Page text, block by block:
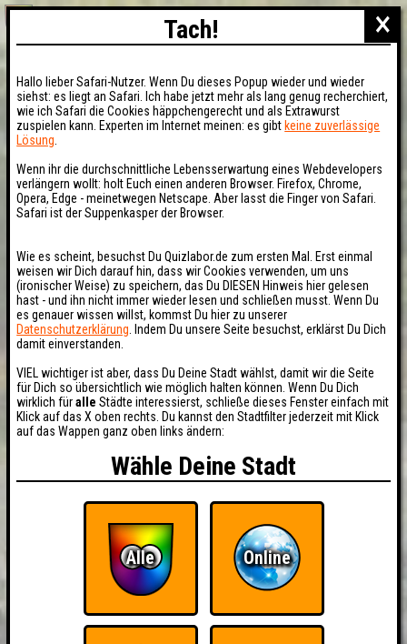
×
Tach!
Hallo lieber Safari-Nutzer. Wenn Du dieses Popup wieder und wieder
siehst: es liegt an Safari. Ich habe jetzt mehr als lang genug recherchiert,
wie ich Safari die Cookies häppchengerecht und als Extrawurst
zuspielen kann. Experten im Internet meinen: es gibt keine zuverlässige
Lösung
Wenn ihr die durchschnittliche Lebensserwartung eines Webdevelopers
verlängern wollt: holt Euch einen anderen Browser. Firefox, Chrome,
Opera, Edge - meinetwegen Netscape. Aber lasst die Finger von Safari.
Safari ist der Suppenkasper der Browser.
Wie es scheint, besuchst Du Quizlabor.de zum ersten Mal. Erst einmal
weisen wir Dich darauf hin, dass wir Cookies verwenden, um uns
(ironischer Weise) zu speichern, das Du DIESEN Hinweis hier gelesen
hast - und ihn nicht immer wieder lesen und schließen musst. Wenn Du
es genauer wissen willst, kommst Du hier zu unserer
Datenschutzerklärung . Indem Du unsere Seite besuchst, erklärst Du Dich
damit einverstanden.
VIEL wichtiger ist aber, dass Du Deine Stadt wählst, damit wir die Seite
für Dich so übersichtlich wie möglich halten können. Wenn Du Dich
wirklich füralle Städte interessierst, schließe dieses Fenster einfach mit
Klick auf das X oben rechts. Du kannst den Stadtfilter jederzeit mit Klick
auf das Wappen ganz oben links ändern:
Wähle Deine Stadt
Alle Online